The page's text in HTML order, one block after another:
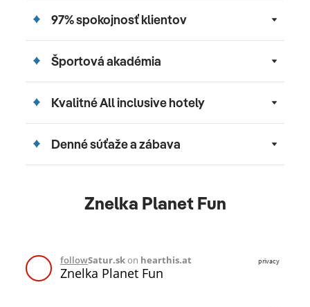
97% spokojnosť klientov
Športová akadémia
Kvalitné All inclusive hotely
Denné súťaže a zábava
Znelka Planet Fun